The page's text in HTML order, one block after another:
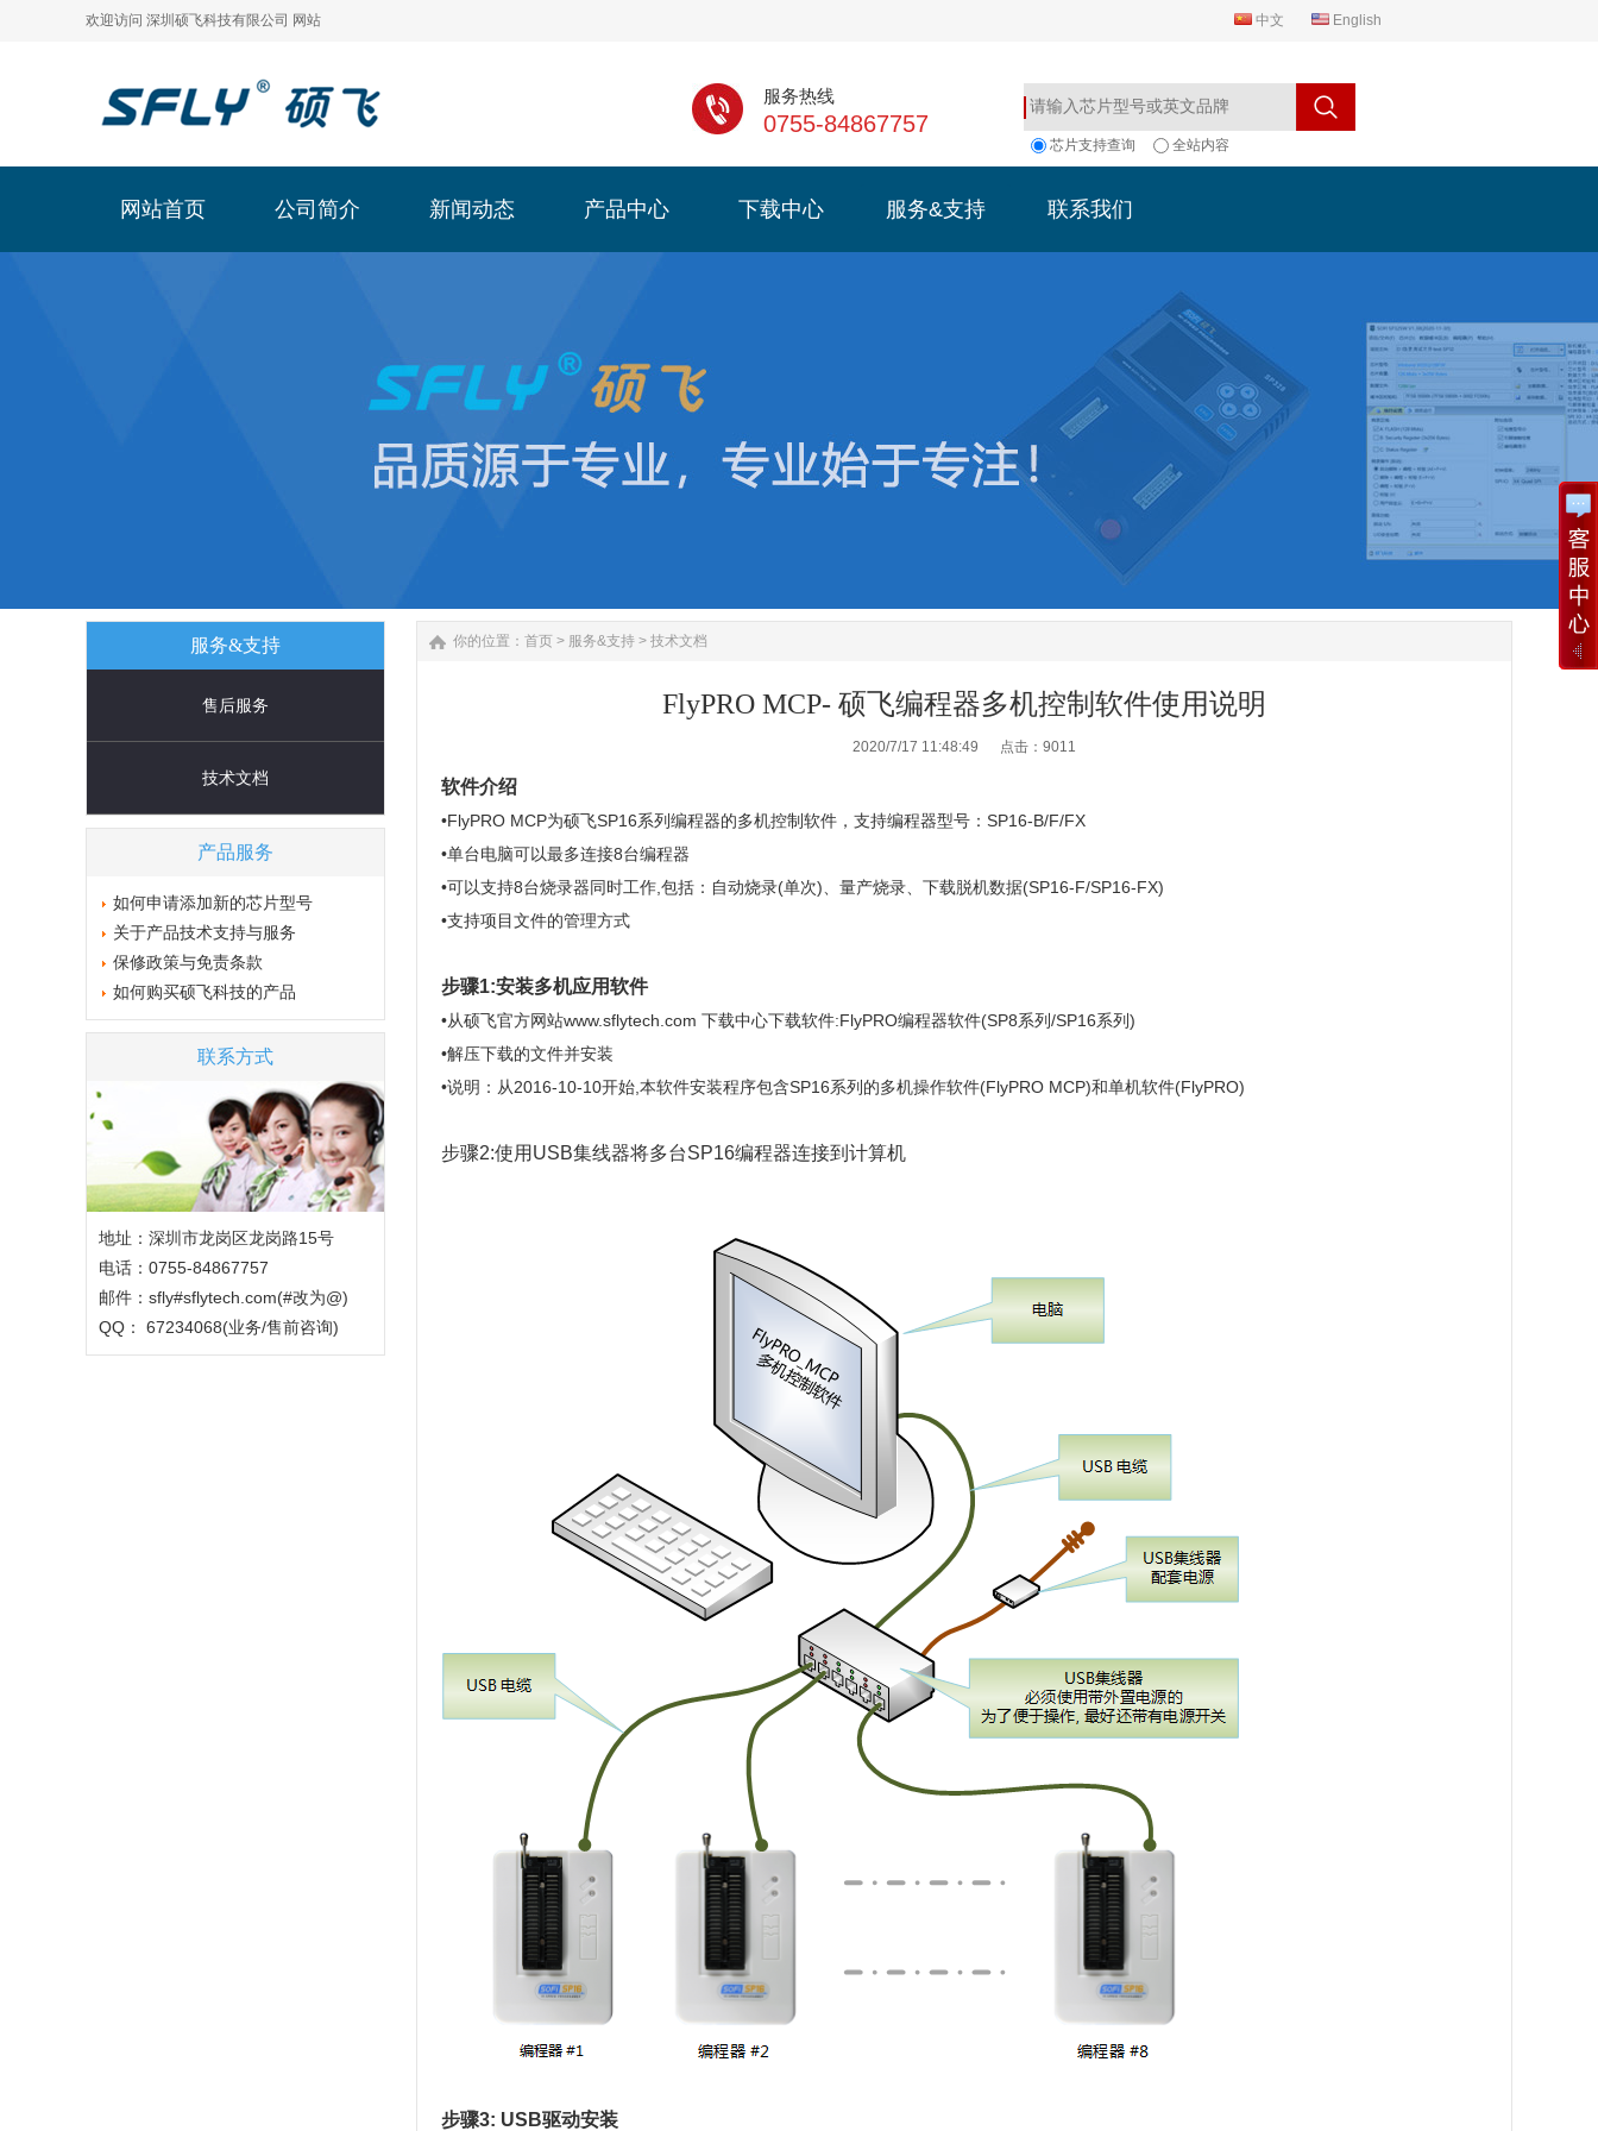
欢迎访问 深圳硕飞科技有限公司 网站 中文 English
服务热线
0755-84867757
芯片支持查询 全站内容
网站首页 公司简介 新闻动态 产品中心 下载中心 服务&支持
联系我们
联系我们
服务&支持
售后服务
技术文档
产品服务
如何申请添加新的芯片型号
关于产品技术支持与服务
保修政策与免责条款
如何购买硕飞科技的产品
联系方式
地址：深圳市龙岗区龙岗路15号
电话：0755-84867757
邮件：sfly#sflytech.com(#改为@)
QQ： 67234068(业务/售前咨询)
你的位置： 首页 > 服务&支持 > 技术文档
FlyPRO MCP- 硕飞编程器多机控制软件使用说明
2020/7/17 11:48:49 点击： 9011
软件介绍
•FlyPRO MCP为硕飞SP16系列编程器的多机控制软件，支持编程器型号：SP16-B/F/FX
•单台电脑可以最多连接8台编程器
•可以支持8台烧录器同时工作,包括：自动烧录(单次)、量产烧录、下载脱机数据(SP16-F/SP16-FX)
•支持项目文件的管理方式
步骤1:安装多机应用软件
•从硕飞官方网站www.sflytech.com 下载中心下载软件:FlyPRO编程器软件(SP8系列/SP16系列)
•解压下载的文件并安装
•说明：从2016-10-10开始,本软件安装程序包含SP16系列的多机操作软件(FlyPRO MCP)和单机软件(FlyPRO)
步骤2:使用USB集线器将多台SP16编程器连接到计算机
步骤3: USB驱动安装